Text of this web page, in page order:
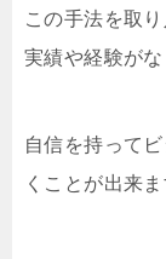
この手法を取
実績や経験が
自信を持って
くことが出来ま